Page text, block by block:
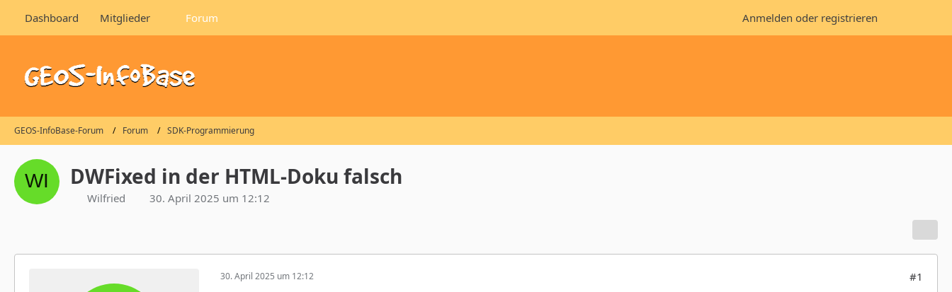
Dashboard Mitglieder Forum Anmelden oder registrieren
GEOS-InfoBase-Forum Forum SDK-Programmierung
DWFixed in der HTML-Doku falsch
Wilfried 30. April 2025 um 12:12
30. April 2025 um 12:12 #1